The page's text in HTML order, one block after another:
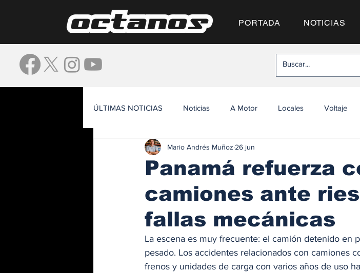
PORTADA NOTICIAS
ÚLTIMAS NOTICIAS Noticias A Motor Locales Voltaje
Panamá refuerza
camiones ante
fallas mecánicas
Mario Andrés Muñoz 26 jun
La escena es muy frecuente: el camión detenido en
pesado. Los accidentes relacionados con camiones
frenos y unidades de carga con varios años de uso